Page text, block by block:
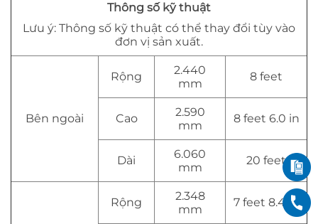
Thông số kỹ thuật
Lưu ý: Thông số kỹ thuật có thể thay đổi tùy vào
đơn vị sản xuất.
Bên ngoài
Rộng
2.440
mm
8 feet
Cao
2.590
mm
8 feet 6.0 in
Dài
6.060
mm
20 feet
Rộng
2.348
mm
7 feet 8.4 in